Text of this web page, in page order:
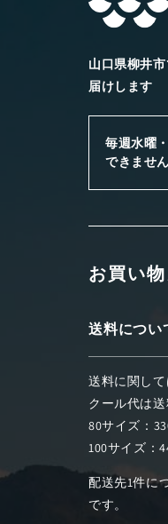
山口県柳井
届けします
毎週水曜
できません
お買い
送料につい
送料に関し
クール代は送
80サイズ：
100サイズ：
配送先1件に
です。